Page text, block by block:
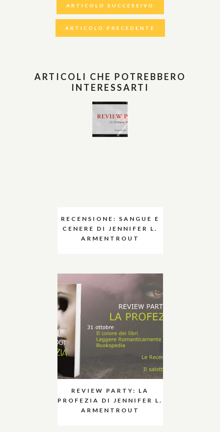
ARTICOLO SUCCESSIVO
ARTICOLO PRECEDENTE
ARTICOLI CHE POTREBBERO
INTERESSARTI
RECENSIONE: SANGUE E
CENERE DI JENNIFER L.
ARMENTROUT
REVIEW PARTY: LA
PROFEZIA DI JENNIFER L.
ARMENTROUT